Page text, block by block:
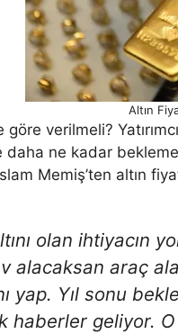
Altın
verilmeli?
daha ne kadar
Memiş’ten altın
olan ihtiyacın
alacaksan araç
yap. Yıl sonu
haberler geliyor.